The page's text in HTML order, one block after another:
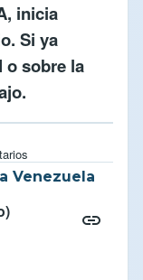
inicia
. Si ya
o sobre la
Venezuela